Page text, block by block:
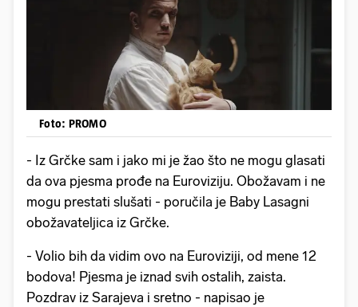
Foto: PROMO
- Iz Grčke sam i jako mi je žao što ne mogu glasati
da ova pjesma prođe na Euroviziju. Obožavam i ne
mogu prestati slušati - poručila je Baby Lasagni
obožavateljica iz Grčke.
- Volio bih da vidim ovo na Euroviziji, od mene 12
bodova! Pjesma je iznad svih ostalih, zaista.
Pozdrav iz Sarajeva i sretno - napisao je